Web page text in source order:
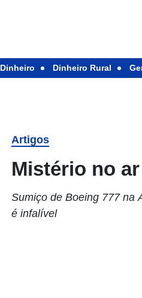
Dinheiro Dinheiro Rural
Artigos
Mistério no ar
Sumiço de Boeing 777 na
é infalível